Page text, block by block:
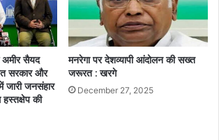
अमीर सैयद
सरकार और
जारी जनसंहार
की
मनरेगा पर देशव्यापी आंदोलन की सख्त
जरूरत : खरगे
December 27, 2025